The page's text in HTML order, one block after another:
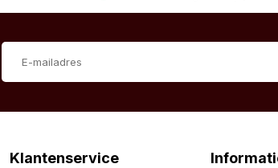
Klantenservice